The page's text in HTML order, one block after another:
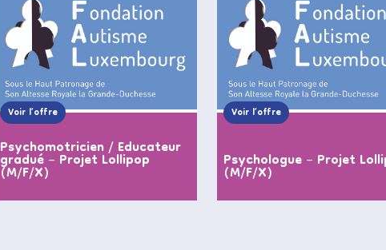
Voir l’offre
Psychomotricien / Educateur
gradué – Projet Lollipop
(M/F/X)
Voir l’offre
Psychologue – Projet
(M/F/X)